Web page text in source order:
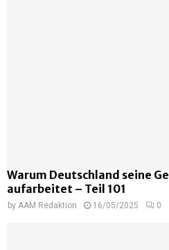
Warum Deutschland seine
aufarbeitet – Teil 101
by AAM Redaktion 16/05/2025 0